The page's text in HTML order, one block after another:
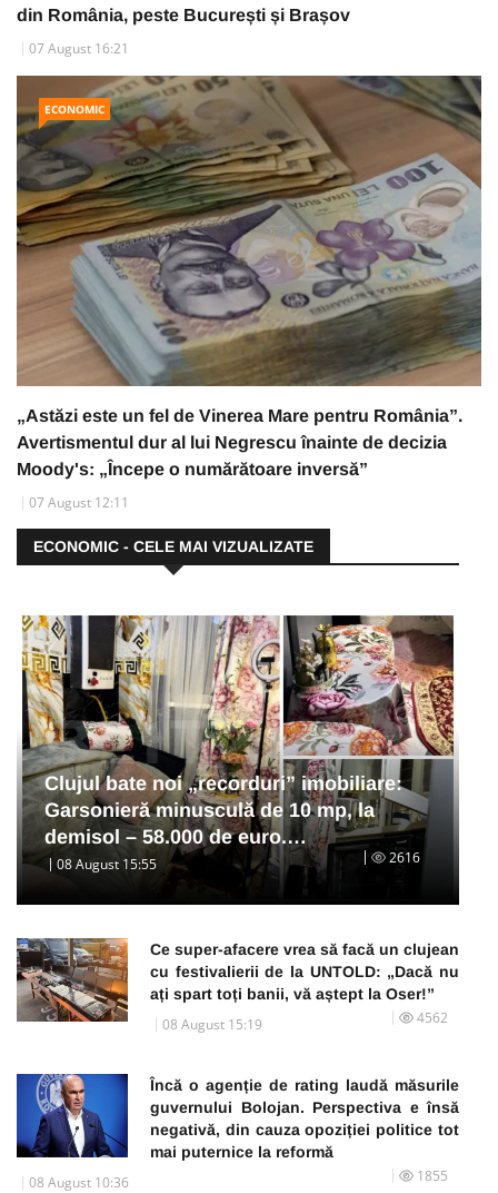
din România, peste București și Brașov
07 August 16:21
ECONOMIC
„Astăzi este un fel de Vinerea Mare pentru România”.
Avertismentul dur al lui Negrescu înainte de decizia
Moody's: „Începe o numărătoare inversă”
07 August 12:11
ECONOMIC - CELE MAI VIZUALIZATE
Clujul bate noi „recorduri” imobiliare:
Garsonieră minusculă de 10 mp, la
demisol – 58.000 de euro.…
08 August 15:55 2616
Ce super-afacere vrea să facă un clujean
cu festivalierii de la UNTOLD: „Dacă nu
ați spart toți banii, vă aștept la Oser!”
08 August 15:19 4562
Încă o agenție de rating laudă măsurile
guvernului Bolojan. Perspectiva e însă
negativă, din cauza opoziției politice tot
mai puternice la reformă
08 August 10:36 1855